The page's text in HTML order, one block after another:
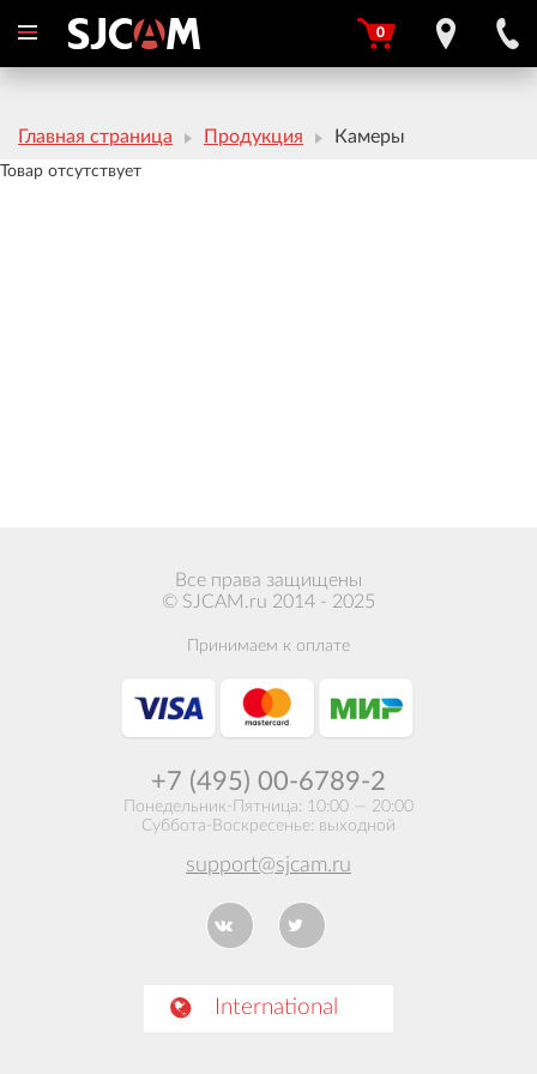
0
Главная страница Продукция Камеры
Товар отсутствует
Все права защищены
© SJCAM.ru 2014 - 2025
Принимаем к оплате
+7 (495) 00-6789-2
Понедельник-Пятница: 10:00 — 20:00
Суббота-Воскресенье: выходной
support@sjcam.ru
International